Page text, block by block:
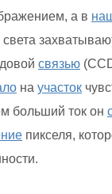
а в
связью
на участок
больший ток он
пикселя,